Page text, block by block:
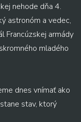
nehode dňa 4.
astronóm a vedec,
Francúzskej armády
mladého
dnes vnímať ako
stav, ktorý